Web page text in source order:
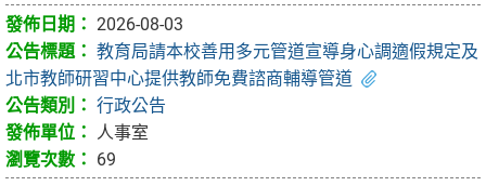
2026-08-03
教育局請本校善用多元管道宣導身心調適假規定及
北市教師研習中心提供教師免費諮商輔導管道
行政公告
人事室
69